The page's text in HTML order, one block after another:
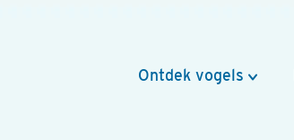
Ontdek vogels